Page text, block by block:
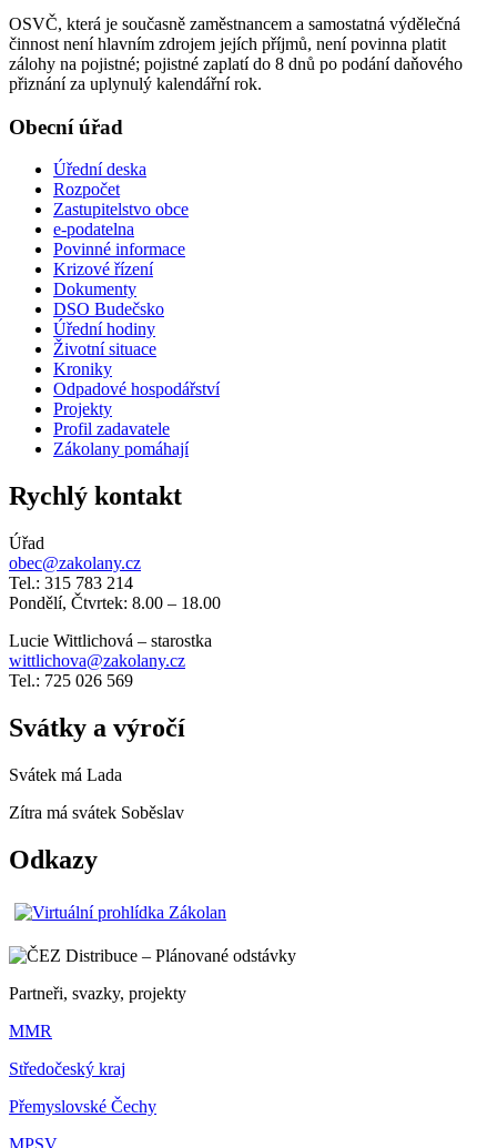
OSVČ, která je současně zaměstnancem a samostatná výdělečná
činnost není hlavním zdrojem jejích příjmů, není povinna platit
zálohy na pojistné; pojistné zaplatí do 8 dnů po podání daňového
přiznání za uplynulý kalendářní rok.
Obecní úřad
Úřední deska
Rozpočet
Zastupitelstvo obce
e-podatelna
Povinné informace
Krizové řízení
Dokumenty
DSO Budečsko
Úřední hodiny
Životní situace
Kroniky
Odpadové hospodářství
Projekty
Profil zadavatele
Zákolany pomáhají
Rychlý kontakt
Úřad
obec@zakolany.cz
Tel.: 315 783 214
Pondělí, Čtvrtek: 8.00 – 18.00
Lucie Wittlichová – starostka
wittlichova@zakolany.cz
Tel.: 725 026 569
Svátky a výročí
Svátek má Lada
Zítra má svátek Soběslav
Odkazy
Partneři, svazky, projekty
MMR
Středočeský kraj
Přemyslovské Čechy
MPSV